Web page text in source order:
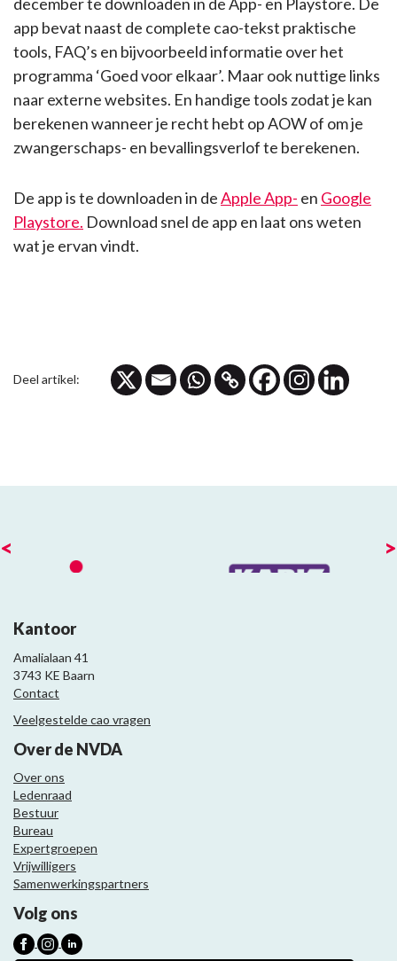
app bevat naast de complete cao-tekst praktische
tools, FAQ’s en bijvoorbeeld informatie over het
programma ‘Goed voor elkaar’. Maar ook nuttige links
naar externe websites. En handige tools zodat je kan
berekenen wanneer je recht hebt op AOW of om je
zwangerschaps- en bevallingsverlof te berekenen.
De app is te downloaden in deApple App- en Google
Playstore. Download snel de app en laat ons weten
wat je ervan vindt.
Deel artikel:
< >
Kantoor
Amalialaan 41
3743 KE Baarn
Contact
Veelgestelde cao vragen
Over de NVDA
Over ons
Ledenraad
Bestuur
Bureau
Expertgroepen
Vrijwilligers
Samenwerkingspartners
Volg ons